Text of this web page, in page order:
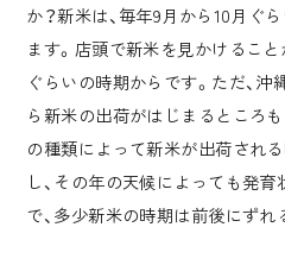
か？新米は、毎年9月から10月ぐ
ます。店頭で新米を見かけるこ
ぐらいの時期からです。ただ、沖
ら新米の出荷がはじまるところ
の種類によって新米が出荷され
し、その年の天候によっても発
で、多少新米の時期は前後にずれ